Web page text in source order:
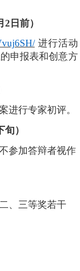
2 日前）
进行活动
申报表和创意方
进行专家初评。
）
参加答辩者视作
、三等奖若干